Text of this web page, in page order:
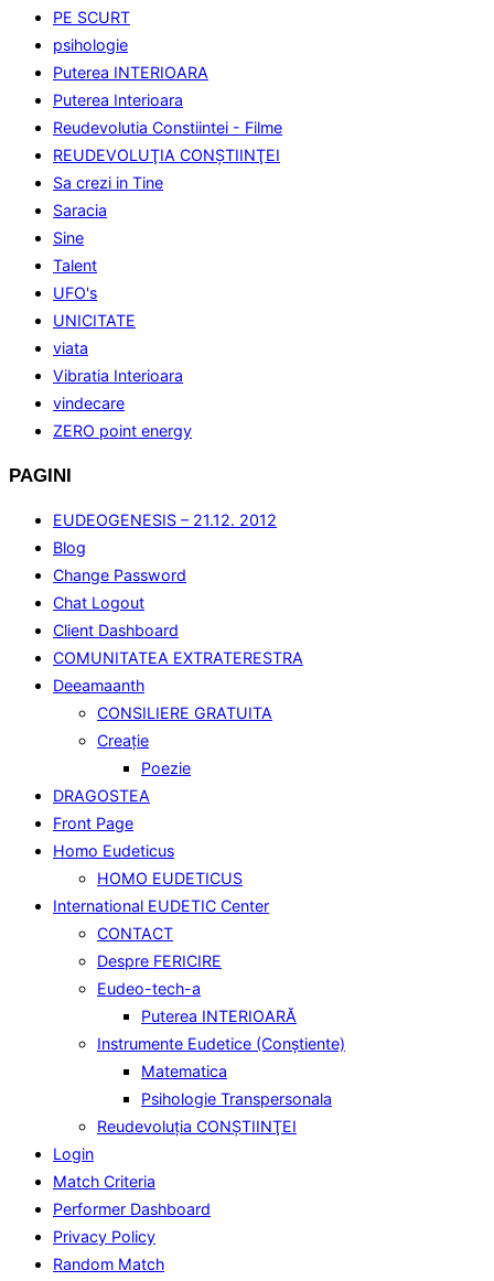
PE SCURT
psihologie
Puterea INTERIOARA
Puterea Interioara
Reudevolutia Constiintei - Filme
REUDEVOLUŢIA CONŞTIINŢEI
Sa crezi in Tine
Saracia
Sine
Talent
UFO's
UNICITATE
viata
Vibratia Interioara
vindecare
ZERO point energy
PAGINI
EUDEOGENESIS – 21.12. 2012
Blog
Change Password
Chat Logout
Client Dashboard
COMUNITATEA EXTRATERESTRA
Deeamaanth
CONSILIERE GRATUITA
Creaţie
Poezie
DRAGOSTEA
Front Page
Homo Eudeticus
HOMO EUDETICUS
International EUDETIC Center
CONTACT
Despre FERICIRE
Eudeo-tech-a
Puterea INTERIOARĂ
Instrumente Eudetice (Conştiente)
Matematica
Psihologie Transpersonala
Reudevoluţia CONŞTIINŢEI
Login
Match Criteria
Performer Dashboard
Privacy Policy
Random Match